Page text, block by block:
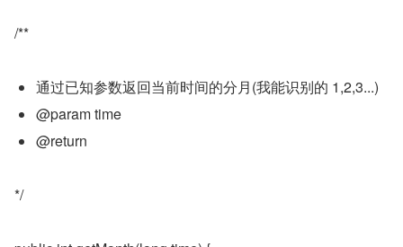
/**
通过已知参数返回当前时间的分月(我能识别的 1,2,3...)
@param time
@return
*/